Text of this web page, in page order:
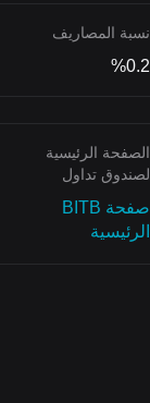
نسبة المصاريف
%0.2
الصفحة الرئيسية
لصندوق تداول
عبر المنصات
صفحة BITB
الرئيسية